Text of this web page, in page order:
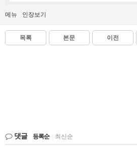
메뉴 인장보기
목록 본문 이전
댓글 등록순 최신순